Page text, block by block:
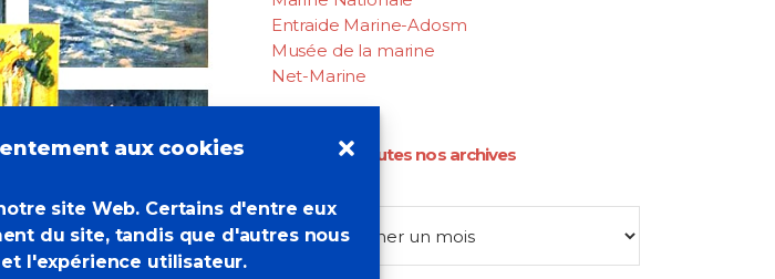
aux cookies
site Web. Certains d'entre eux
du site, tandis que d'autres nous
l'expérience utilisateur.
Entraide Marine-Adosm
Musée de la marine
Net-Marine
Retrouvez toutes nos archives